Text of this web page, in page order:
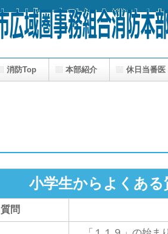
小学生からよくあ
質問
消防Top 本部紹介 休日当番医